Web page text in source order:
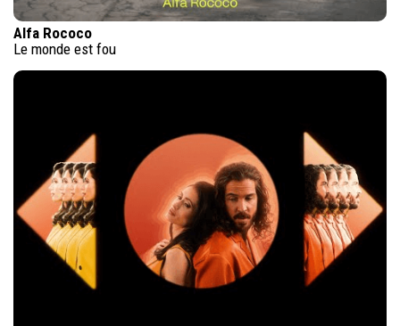
Alfa Rococo
Le monde est fou